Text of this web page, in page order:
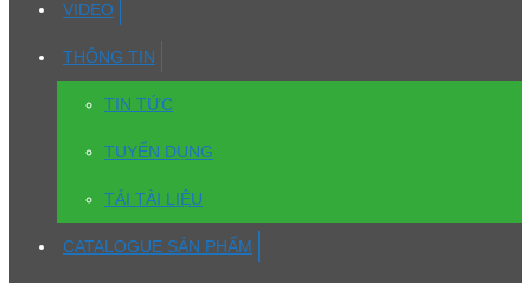
VIDEO
THÔNG TIN
TIN TỨC
TUYỂN DỤNG
TẢI TÀI LIỆU
CATALOGUE SẢN PHẨM